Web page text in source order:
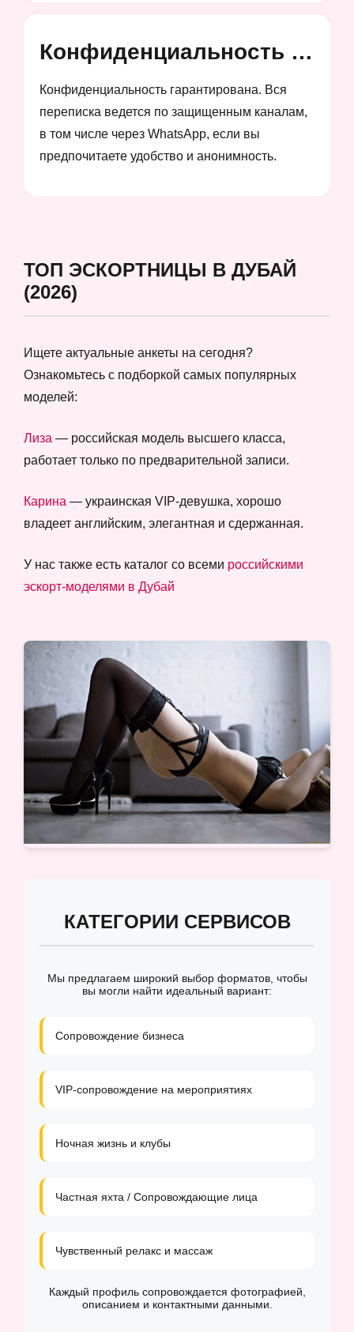
Конфиденциальность и анонимность
Конфиденциальность гарантирована. Вся
переписка ведется по защищенным каналам,
в том числе через WhatsApp, если вы
предпочитаете удобство и анонимность.
ТОП ЭСКОРТНИЦЫ В ДУБАЙ
(2026)
Ищете актуальные анкеты на сегодня?
Ознакомьтесь с подборкой самых популярных
моделей:
Лиза — российская модель высшего класса,
работает только по предварительной записи.
Карина — украинская VIP-девушка, хорошо
владеет английским, элегантная и сдержанная.
У нас также есть каталог со всеми российскими
эскорт-моделями в Дубай
КАТЕГОРИИ СЕРВИСОВ
Мы предлагаем широкий выбор форматов, чтобы
вы могли найти идеальный вариант:
Сопровождение бизнеса
VIP-сопровождение на мероприятиях
Ночная жизнь и клубы
Частная яхта / Сопровождающие лица
Чувственный релакс и массаж
Каждый профиль сопровождается фотографией,
описанием и контактными данными.